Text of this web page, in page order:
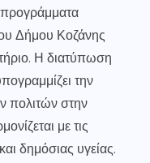
Δήμου Κοζάνης
Η διατύπωση
την
πολιτών στην
με τις
δημόσιας υγείας.